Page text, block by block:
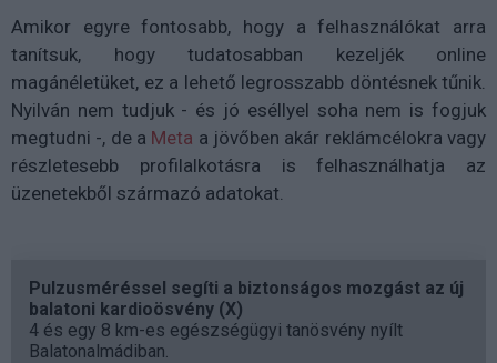
Amikor egyre fontosabb, hogy a felhasználókat arra
tanítsuk, hogy tudatosabban kezeljék online
magánéletüket, ez a lehető legrosszabb döntésnek tűnik.
Nyilván nem tudjuk - és jó eséllyel soha nem is fogjuk
megtudni -, de a Meta a jövőben akár reklámcélokra vagy
részletesebb profilalkotásra is felhasználhatja az
üzenetekből származó adatokat.
Pulzusméréssel segíti a biztonságos mozgást az új
balatoni kardioösvény (X)
4 és egy 8 km-es egészségügyi tanösvény nyílt
Balatonalmádiban.